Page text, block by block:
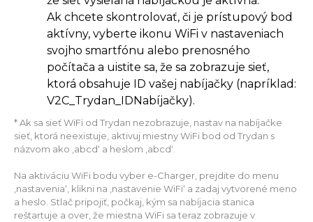
Ak chcete skontrolovať, či je prístupový bod
aktívny, vyberte ikonu WiFi v nastaveniach
svojho smartfónu alebo prenosného
počítača a uistite sa, že sa zobrazuje sieť,
ktorá obsahuje ID vašej nabíjačky (napríklad:
V2C_Trydan_IDNabíjačky).
* Ak sa sieť WiFi od Trydan nezobrazuje, nastav na nabíjačke
sieť, ktorá neexistuje, aktivuj miestny WiFi bod od Trydan s
názvom ako ‚abcd‘ a heslom ‚abcd‘.
Na aktiváciu WiFi bodu vyber e-Charger, prejdite do menu
‚nastavenia‘, klikni na ‚nastavenie WiFi‘ a zadaj vytvorené meno
a heslo. Stlač pripojiť, počkaj, kým sa nabíjacia stanica
reštartuje a over, že miestna WiFi sa teraz zobrazuje v